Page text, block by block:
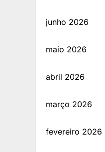
junho 2026
maio 2026
abril 2026
março 2026
fevereiro 2026